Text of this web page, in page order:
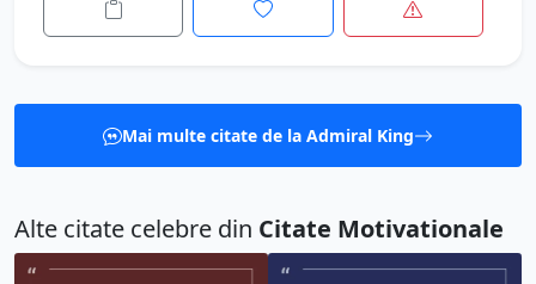
Mai multe citate de la Admiral King
Alte citate celebre din Citate Motivationale